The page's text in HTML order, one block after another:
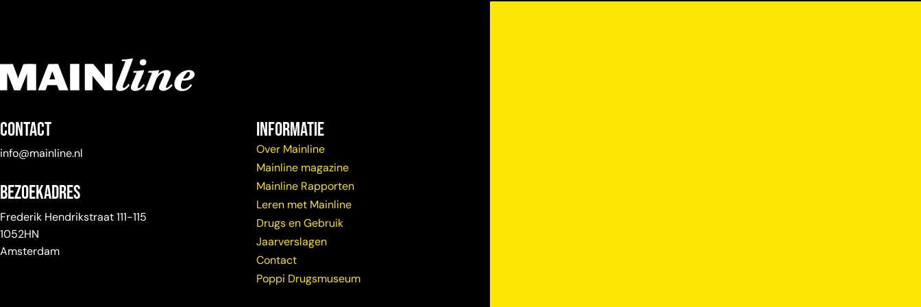
Contact
info@mainline.nl
Bezoekadres
Frederik Hendrikstraat 111-115
1052HN
Amsterdam
Informatie
Over Mainline
Mainline magazine
Mainline Rapporten
Leren met Mainline
Drugs en Gebruik
Jaarverslagen
Contact
Poppi Drugsmuseum